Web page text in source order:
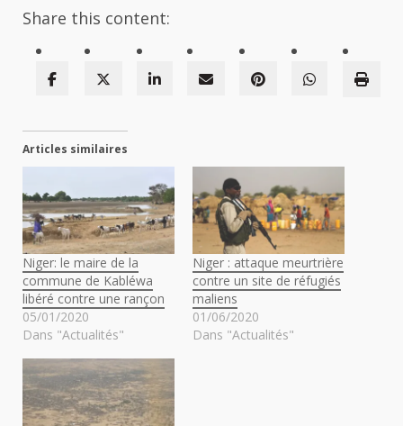
Share this content:
Articles similaires
Niger: le maire de la
commune de Kabléwa
libéré contre une rançon
05/01/2020
Dans "Actualités"
Niger : attaque meurtrière
contre un site de réfugiés
maliens
01/06/2020
Dans "Actualités"